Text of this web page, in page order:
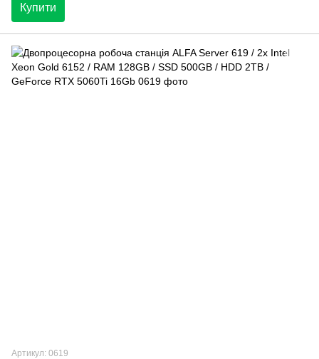
Купити
Артикул: 0619